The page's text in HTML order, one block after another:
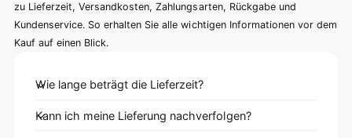
zu Lieferzeit, Versandkosten, Zahlungsarten, Rückgabe und
Kundenservice. So erhalten Sie alle wichtigen Informationen vor dem
Kauf auf einen Blick.
Wie lange beträgt die Lieferzeit?
Kann ich meine Lieferung nachverfolgen?